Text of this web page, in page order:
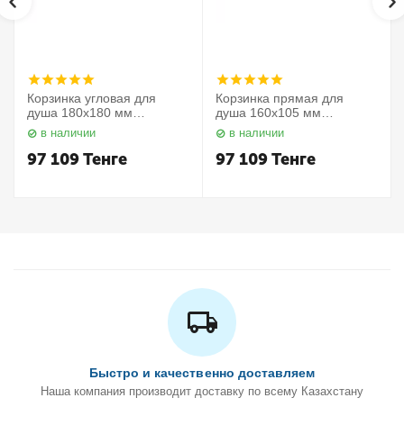
Корзинка угловая для
душа 180х180 мм
Elegance 11657010000
Keuco
в наличии
97 109Тенге
Корзинка прямая для
душа 160х105 мм
Elegance 11658010000
Keuco
в наличии
97 109Тенге
Быстро и качественно доставляем
Наша компания производит доставку по всему Казахстану